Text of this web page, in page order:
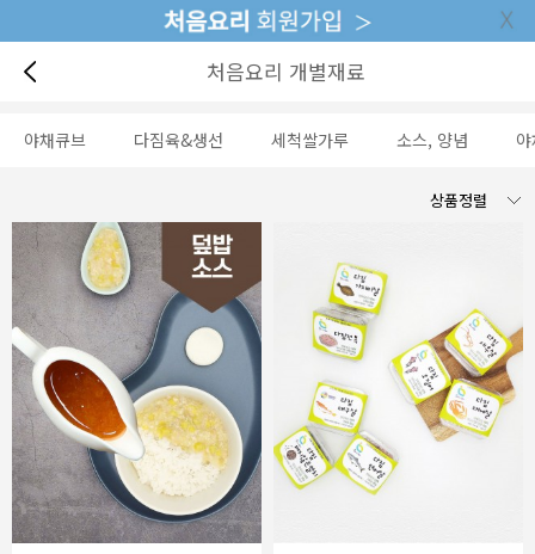
처음요리 개별재료
야채큐브 다짐육&생선 세척쌀가루 소스, 양념
상품정렬